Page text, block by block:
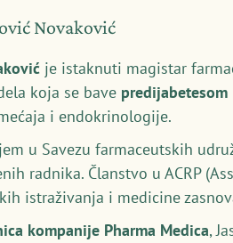
Novaković
je istaknuti magistar
koja se bave predijabetesom
i endokrinologije.
u Savezu farmaceutskih
radnika. Članstvo u ACRP
istraživanja i medicine
kompanije Pharma Medica,